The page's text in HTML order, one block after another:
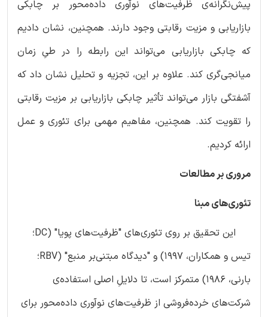
پیش‌نگرانه‌ی ظرفیت‌های نوآوری داده‌محور بر چابکی
بازاریابی و مزیت رقابتی وجود دارند. همچنین، نشان دادیم
که چابکی بازاریابی می‌تواند این رابطه را در طیِ زمان
میانجی‌گری کند. علاوه بر این، تجزیه و تحلیل نشان داد که
آشفتگی بازار می‌تواند تأثیر چابکی بازاریابی بر مزیت رقابتی
را تقویت کند. همچنین، مفاهیم مهمی برای تئوری و عمل
ارائه کردیم.
مروری بر مطالعات
تئوری‌های مبنا
این تحقیق بر روی تئوری‌های "ظرفیت‌های پویا" (DC؛
تیس و همکاران، 1997) و "دیدگاه مبتنی‌بر منبع" (RBV؛
بارنی، 1986) متمرکز است، تا دلایلِ اصلی استفاده‌ی
شرکت‌های خرده‌فروشی از ظرفیت‌های نوآوری داده‌محور برای